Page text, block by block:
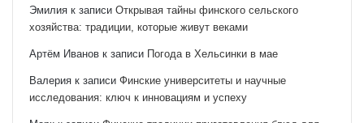
Эмилия к записи Открывая тайны финского сельского
хозяйства: традиции, которые живут веками
Артём Иванов к записи Погода в Хельсинки в мае
Валерия к записи Финские университеты и научные
исследования: ключ к инновациям и успеху